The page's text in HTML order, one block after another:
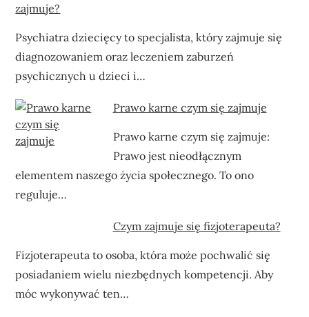
zajmuje?
Psychiatra dziecięcy to specjalista, który zajmuje się
diagnozowaniem oraz leczeniem zaburzeń
psychicznych u dzieci i…
Prawo karne czym się zajmuje
Prawo karne czym się zajmuje:
Prawo jest nieodłącznym
elementem naszego życia społecznego. To ono
reguluje…
Czym zajmuje się fizjoterapeuta?
Fizjoterapeuta to osoba, która może pochwalić się
posiadaniem wielu niezbędnych kompetencji. Aby
móc wykonywać ten…